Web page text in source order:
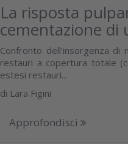
La risposta
cementazione di
Confronto dell’insorgenza
restauri a copertura totale
estesi restauri...
di Lara Figini
Approfondisci